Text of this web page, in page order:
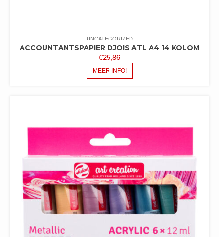
UNCATEGORIZED
ACCOUNTANTSPAPIER DJOIS ATL A4 14 KOLOM
€25,86
MEER INFO!